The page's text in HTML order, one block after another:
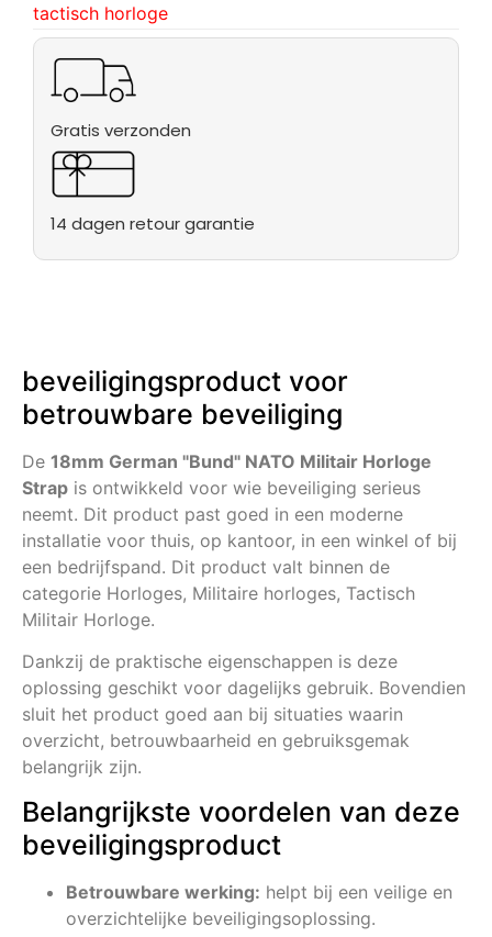
tactisch horloge
Gratis verzonden
14 dagen retour garantie
beveiligingsproduct voor
betrouwbare beveiliging
De 18mm German "Bund" NATO Militair Horloge
Strap is ontwikkeld voor wie beveiliging serieus
neemt. Dit product past goed in een moderne
installatie voor thuis, op kantoor, in een winkel of bij
een bedrijfspand. Dit product valt binnen de
categorie Horloges, Militaire horloges, Tactisch
Militair Horloge.
Dankzij de praktische eigenschappen is deze
oplossing geschikt voor dagelijks gebruik. Bovendien
sluit het product goed aan bij situaties waarin
overzicht, betrouwbaarheid en gebruiksgemak
belangrijk zijn.
Belangrijkste voordelen van deze
beveiligingsproduct
Betrouwbare werking: helpt bij een veilige en
overzichtelijke beveiligingsoplossing.